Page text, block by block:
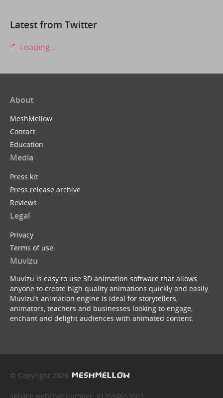
Latest from Twitter
Loading...
About
MeshMellow
Contact
Education
Media
Press kit
Press release archive
Reviews
Legal
Privacy
Terms of use
Muvizu
Muvizu is easy to use 3D animation software that allows
anyone to create high quality animations quickly and easily.
Muvizu’s animation engine is ideal for storytellers,
animators, teachers and businesses looking to engage,
enchant and delight audiences with animated content.
© Copyright 2026
service webchat number: x13594653503